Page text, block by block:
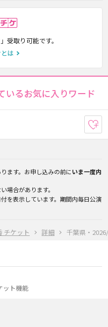
チケット 詳細 千葉県・
受取り可能です。
は
いるお気に入りワード
ます。お申し込みの前にいま一度内
場合があります。
を表示しています。期間内毎日公演
ット機能